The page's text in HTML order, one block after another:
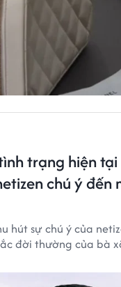
trạng hiện
chú ý đến
hút sự chú ý của
đời thường của bà